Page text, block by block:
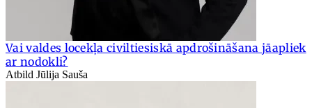
Vai valdes locekļa civiltiesiskā apdrošināšana jāapliek
ar nodokli?
Atbild Jūlija Sauša